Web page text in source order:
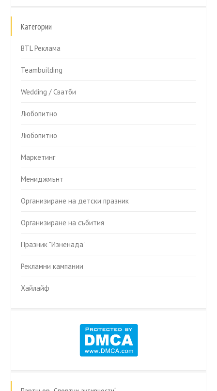
Категории
BTL Реклама
Teambuilding
Wedding / Сватби
Любопитно
Любопитно
Маркетинг
Мениджмънт
Организиране на детски празник
Организиране на събития
Празник "Изненада"
Рекламни кампании
Хайлайф